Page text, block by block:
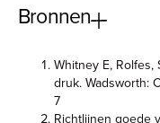
Bronnen
Whitney E,
druk. Wadsworth:
7
Richtlijnen goede